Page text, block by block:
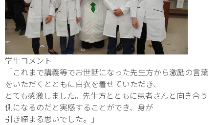
学生コメント
「これまで講義等でお世話になった先生方から激励の言葉
をいただくとともに白衣を着せていただき、
とても感激しました。先生方とともに患者さんと向き合う
側になるのだと実感することができ、身が
引き締まる思いでした。」